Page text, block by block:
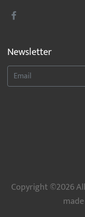
Newsletter
Copyright ©2026